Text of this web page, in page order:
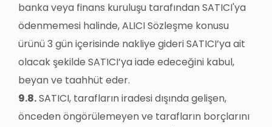
banka veya finans kuruluşu tarafından SATICI'ya
ödenmemesi halinde, ALICI Sözleşme konusu
ürünü 3 gün içerisinde nakliye gideri SATICI’ya ait
olacak şekilde SATICI’ya iade edeceğini kabul,
beyan ve taahhüt eder.
9.8.SATICI, tarafların iradesi dışında gelişen,
önceden öngörülemeyen ve tarafların borçlarını